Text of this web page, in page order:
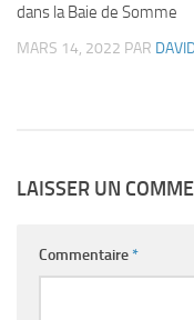
dans la Baie de Somme
MARS 14, 2022 PAR
LAISSER UN
Commentaire*